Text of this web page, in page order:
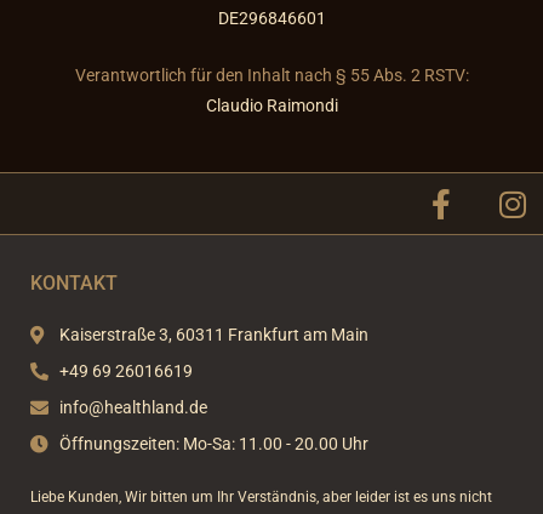
DE296846601
Verantwortlich für den Inhalt nach § 55 Abs. 2 RSTV:
Claudio Raimondi
F
a
c
I
n
s
KONTAKT
Kaiserstraße 3, 60311 Frankfurt am Main
+49 69 26016619
info@healthland.de
Öffnungszeiten: Mo-Sa: 11.00 - 20.00 Uhr
Liebe Kunden, Wir bitten um Ihr Verständnis, aber leider ist es uns nicht